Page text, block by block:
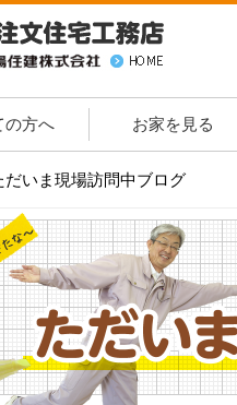
の方へ お家を見る
だいま現場訪問中ブログ